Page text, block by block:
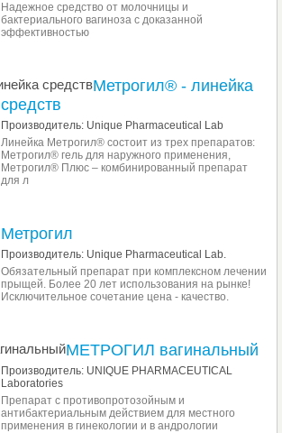
Надежное средство от молочницы и
бактериального вагиноза с доказанной
эффективностью
Метрогил® - линейка
средств
Производитель: Unique Pharmaceutical Lab
Линейка Метрогил® состоит из трех препаратов:
Метрогил® гель для наружного применения,
Метрогил® Плюс – комбинированный препарат
для л
Метрогил
Производитель: Unique Pharmaceutical Lab.
Обязательный препарат при комплексном лечении
прыщей. Более 20 лет использования на рынке!
Исключительное сочетание цена - качество.
МЕТРОГИЛ вагинальный
Производитель: UNIQUE PHARMACEUTICAL
Laboratories
Препарат с противопротозойным и
антибактериальным действием для местного
применения в гинекологии и в андрологии